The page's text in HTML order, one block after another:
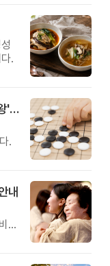
.
제3회 서초구 아버지센터배 '매너 바둑왕' 대회
.
내
해